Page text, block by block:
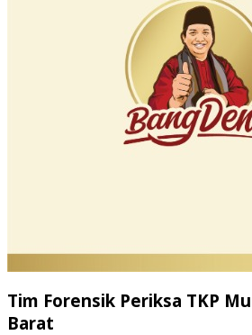
Tim Forensik Periksa TKP
Barat